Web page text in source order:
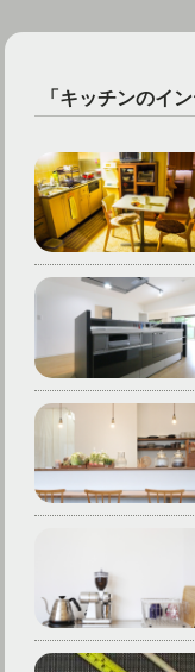
「キッチンのイ